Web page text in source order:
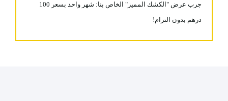
جرب عرض "الكشك المميز" الخاص بنا: شهر واحد بسعر 100
درهم بدون التزام!